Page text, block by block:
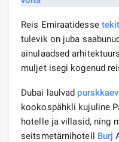
Reis Emiraatidesse
tulevik on juba
ainulaadsed
muljet isegi kogenud
Dubai laulvad
kookospähkli kujuline
hotelle ja villasid, ning
seitsmetärnihotell Burj